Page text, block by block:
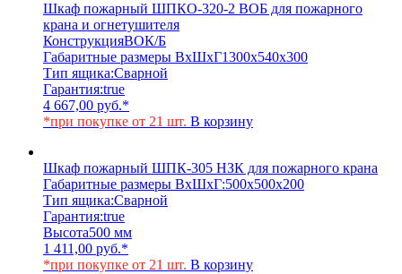
Шкаф пожарный ШПКО-320-2 ВОБ для пожарного
крана и огнетушителя
КонструкцияВОК/Б
Габаритные размеры ВхШхГ1300х540х300
Тип ящика:Сварной
Гарантия:true
4 667,00 руб.*
*при покупке от 21 шт. В корзину
Шкаф пожарный ШПК-305 НЗК для пожарного крана
Габаритные размеры ВхШхГ:500х500х200
Тип ящика:Сварной
Гарантия:true
Высота500 мм
1 411,00 руб.*
*при покупке от 21 шт. В корзину